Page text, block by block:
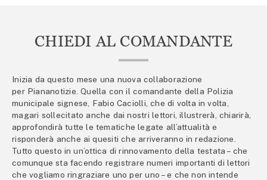
CHIEDI AL COMANDANTE
Inizia da questo mese una nuova collaborazione
per Piananotizie. Quella con il comandante della Polizia
municipale signese, Fabio Caciolli, che di volta in volta,
magari sollecitato anche dai nostri lettori, illustrerà, chiarirà,
approfondirà tutte le tematiche legate all’attualità e
risponderà anche ai quesiti che arriveranno in redazione.
Tutto questo in un’ottica di rinnovamento della testata – che
comunque sta facendo registrare numeri importanti di lettori
che vogliamo ringraziare uno per uno – e che non intende